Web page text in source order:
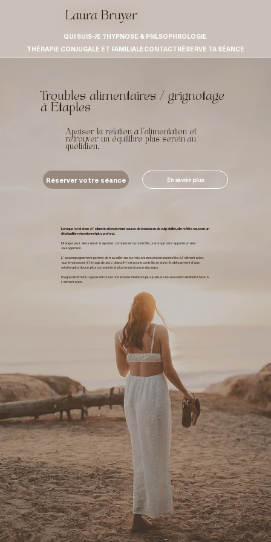
QUI SUIS-JE ?HYPNOSE & PNLSOPHROLOGIE
THÉRAPIE CONJUGALE ET FAMILIALECONTACTRÉSERVE TA SÉANCE
Laura Bruyer
Troubles alimentaires / grignotage
à Étaples
Apaiser la relation à l’alimentation et
retrouver un équilibre plus serein au
quotidien.
Réserver votre séance En savoir plus
Lorsque la relation à l’alimentation devient source de tension ou de culpabilité, elle reflète souvent un
déséquilibre émotionnel plus profond.
Manger peut alors servir à apaiser, compenser ou contrôler, sans que cela apporte un réel
soulagement.
L’accompagnement permet de travailler sur les mécanismes inconscients liés à l’alimentation,
aux émotions et à l’image de soi. L’objectif n’est pas le contrôle, mais le rétablissement d’une
relation plus douce, plus consciente et plus respectueuse du corps.
Progressivement, tu peux retrouver une écoute intérieure plus juste et une sensation de liberté face à
l’alimentation.